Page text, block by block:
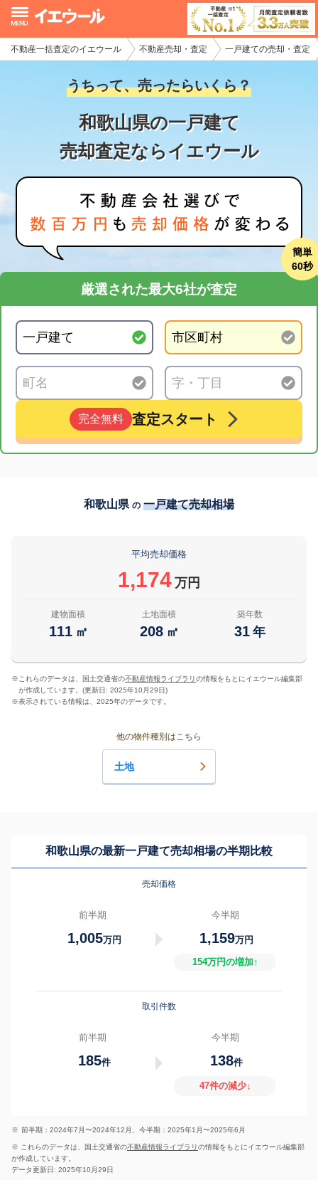
不動産一括査定のイエウール 不動産売却・査定 一戸建ての売却・査定
うちって、売ったらいくら？
和歌山県の一戸建て
売却査定ならイエウール
簡単
60秒
厳選された最大6社が査定
完全無料 査定スタート
和歌山県 の 一戸建て売却相場
平均売却価格
1,174 万円
建物面積
111 ㎡
土地面積
208 ㎡
築年数
31 年
※ これらのデータは、国土交通省の不動産情報ライブラリの情報をもとにイエウール編集部
が作成しています。(更新日: 2025年10月29日)
※表示されている情報は、2025年のデータです。
他の物件種別はこちら
土地
和歌山県の最新一戸建て売却相場の半期比較
売却価格
前半期
1,005万円
今半期
1,159万円
154万円の増加↑
取引件数
前半期
185件
今半期
138件
47件の減少↓
※ 前半期：2024年7月〜2024年12月、今半期：2025年1月〜2025年6月
※ これらのデータは、国土交通省の不動産情報ライブラリの情報をもとにイエウール編集部
が作成しています。
データ更新日: 2025年10月29日
イエウール加盟希望の不動産会社様
初めての方へ
不動産売却の流れ
不動産の売却・一括査定
家査定シミュレーター
お問い合わせ